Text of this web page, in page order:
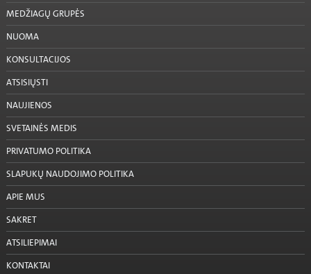
MEDŽIAGŲ GRUPĖS
NUOMA
KONSULTACIJOS
ATSISIŲSTI
NAUJIENOS
SVETAINĖS MEDIS
PRIVATUMO POLITIKA
SLAPUKŲ NAUDOJIMO POLITIKA
APIE MUS
SAKRET
ATSILIEPIMAI
KONTAKTAI